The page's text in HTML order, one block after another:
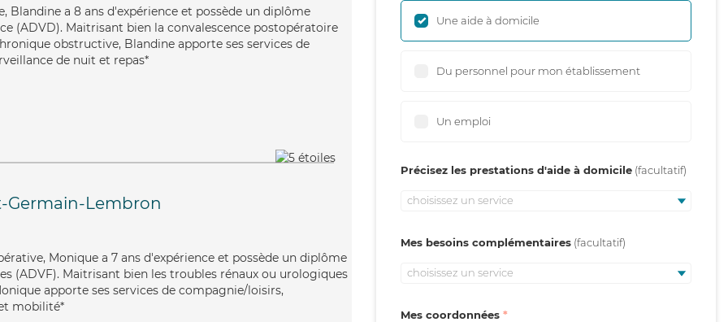
Blandine a 8 ans d'expérience et possède un diplôme
(ADVD). Maitrisant bien la convalescence postopératoire
obstructive, Blandine apporte ses services de
de nuit et repas*
Germain-Lembron
Monique a 7 ans d'expérience et possède un diplôme
(ADVF). Maitrisant bien les troubles rénaux ou urologiques
apporte ses services de compagnie/loisirs,
mobilité*
Une aide à domicile
Du personnel pour mon établissement
Un emploi
Précisez les prestations d'aide à domicile
choisissez un service
Mes besoins complémentaires
choisissez un service
Mes coordonnées